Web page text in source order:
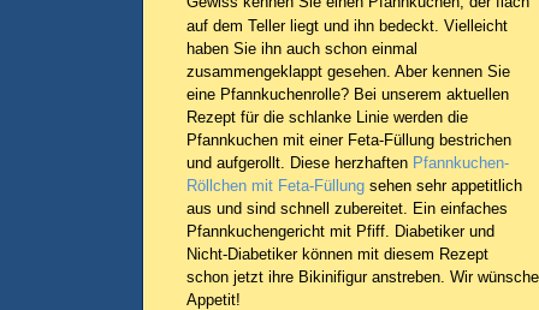
auf dem Teller liegt und ihn bedeckt. Vielleicht
haben Sie ihn auch schon einmal
zusammengeklappt gesehen. Aber kennen Sie
eine Pfannkuchenrolle? Bei unserem aktuellen
Rezept für die schlanke Linie werden die
Pfannkuchen mit einer Feta-Füllung bestrichen
und aufgerollt. Diese herzhaften Pfannkuchen-
Röllchen mit Feta-Füllung sehen sehr appetitlich
aus und sind schnell zubereitet. Ein einfaches
Pfannkuchengericht mit Pfiff. Diabetiker und
Nicht-Diabetiker können mit diesem Rezept
schon jetzt ihre Bikinifigur anstreben. Wir
Appetit!